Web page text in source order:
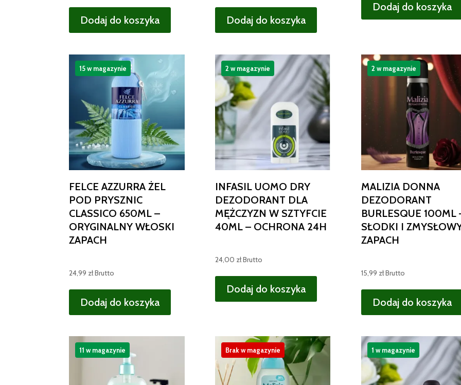
Dodaj do koszyka Dodaj do koszyka
Dodaj do koszyka
FELCE AZZURRA ŻEL
POD PRYSZNIC
CLASSICO 650ML –
ORYGINALNY WŁOSKI
ZAPACH
24,99 złBrutto
Dodaj do koszyka
15 w magazynie
INFASIL UOMO DRY
DEZODORANT DLA
MĘŻCZYZN W SZTYFCIE
40ML – OCHRONA 24H
24,00 złBrutto
Dodaj do koszyka
2 w magazynie
MALIZIA DONNA
DEZODORANT
BURLESQUE 100ML
SŁODKI I
ZAPACH
15,99 złBrutto
Dodaj do koszyka
2 w magazynie
11 w magazynie Brak w magazynie 1 w magazynie